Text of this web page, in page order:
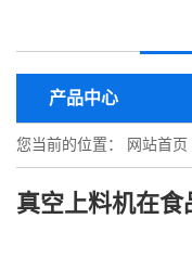
产品中心
您当前的位置： 网站首页
物料输送中的应用
真空上料机在